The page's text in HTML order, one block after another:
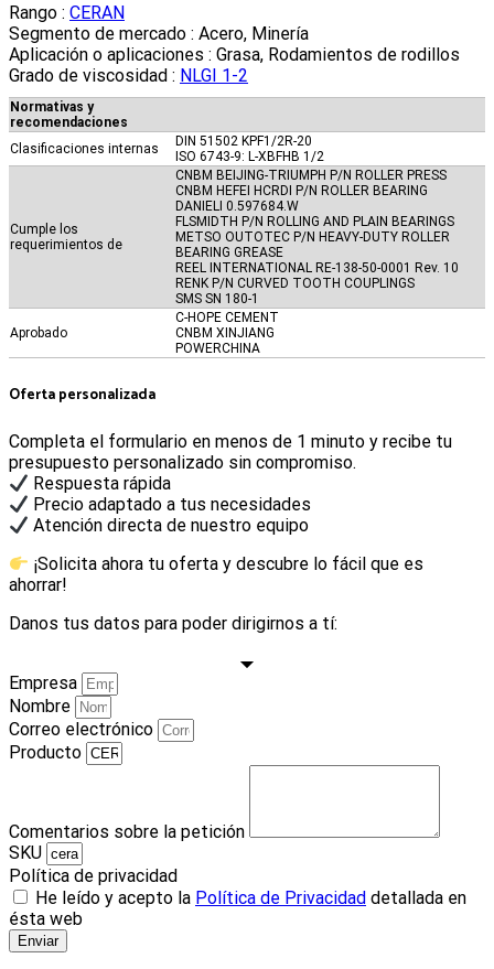
Rango : CERAN
Segmento de mercado : Acero, Minería
Aplicación o aplicaciones : Grasa, Rodamientos de rodillos
Grado de viscosidad : NLGI 1-2
Normativas y
recomendaciones
Clasificaciones internas
DIN 51502 KPF1/2R-20
ISO 6743-9: L-XBFHB 1/2
Cumple los
requerimientos de
CNBM BEIJING-TRIUMPH P/N ROLLER PRESS
CNBM HEFEI HCRDI P/N ROLLER BEARING
DANIELI 0.597684.W
FLSMIDTH P/N ROLLING AND PLAIN BEARINGS
METSO OUTOTEC P/N HEAVY-DUTY ROLLER
BEARING GREASE
REEL INTERNATIONAL RE-138-50-0001 Rev. 10
RENK P/N CURVED TOOTH COUPLINGS
SMS SN 180-1
Aprobado
C-HOPE CEMENT
CNBM XINJIANG
POWERCHINA
Oferta personalizada
Completa el formulario en menos de 1 minuto y recibe tu
presupuesto personalizado sin compromiso.
Respuesta rápida
Precio adaptado a tus necesidades
Atención directa de nuestro equipo
¡Solicita ahora tu oferta y descubre lo fácil que es
ahorrar!
Danos tus datos para poder dirigirnos a tí:
Empresa
Nombre
Correo electrónico
Producto
Comentarios sobre la petición
SKU
Política de privacidad
He leído y acepto la Política de Privacidad detallada en
ésta web
Enviar